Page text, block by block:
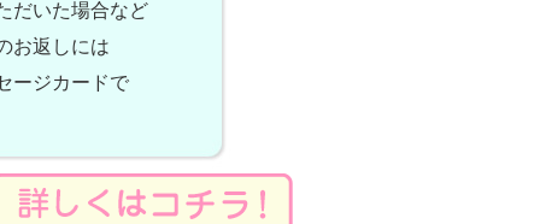
だいた場合など
お返しには
ージカードで